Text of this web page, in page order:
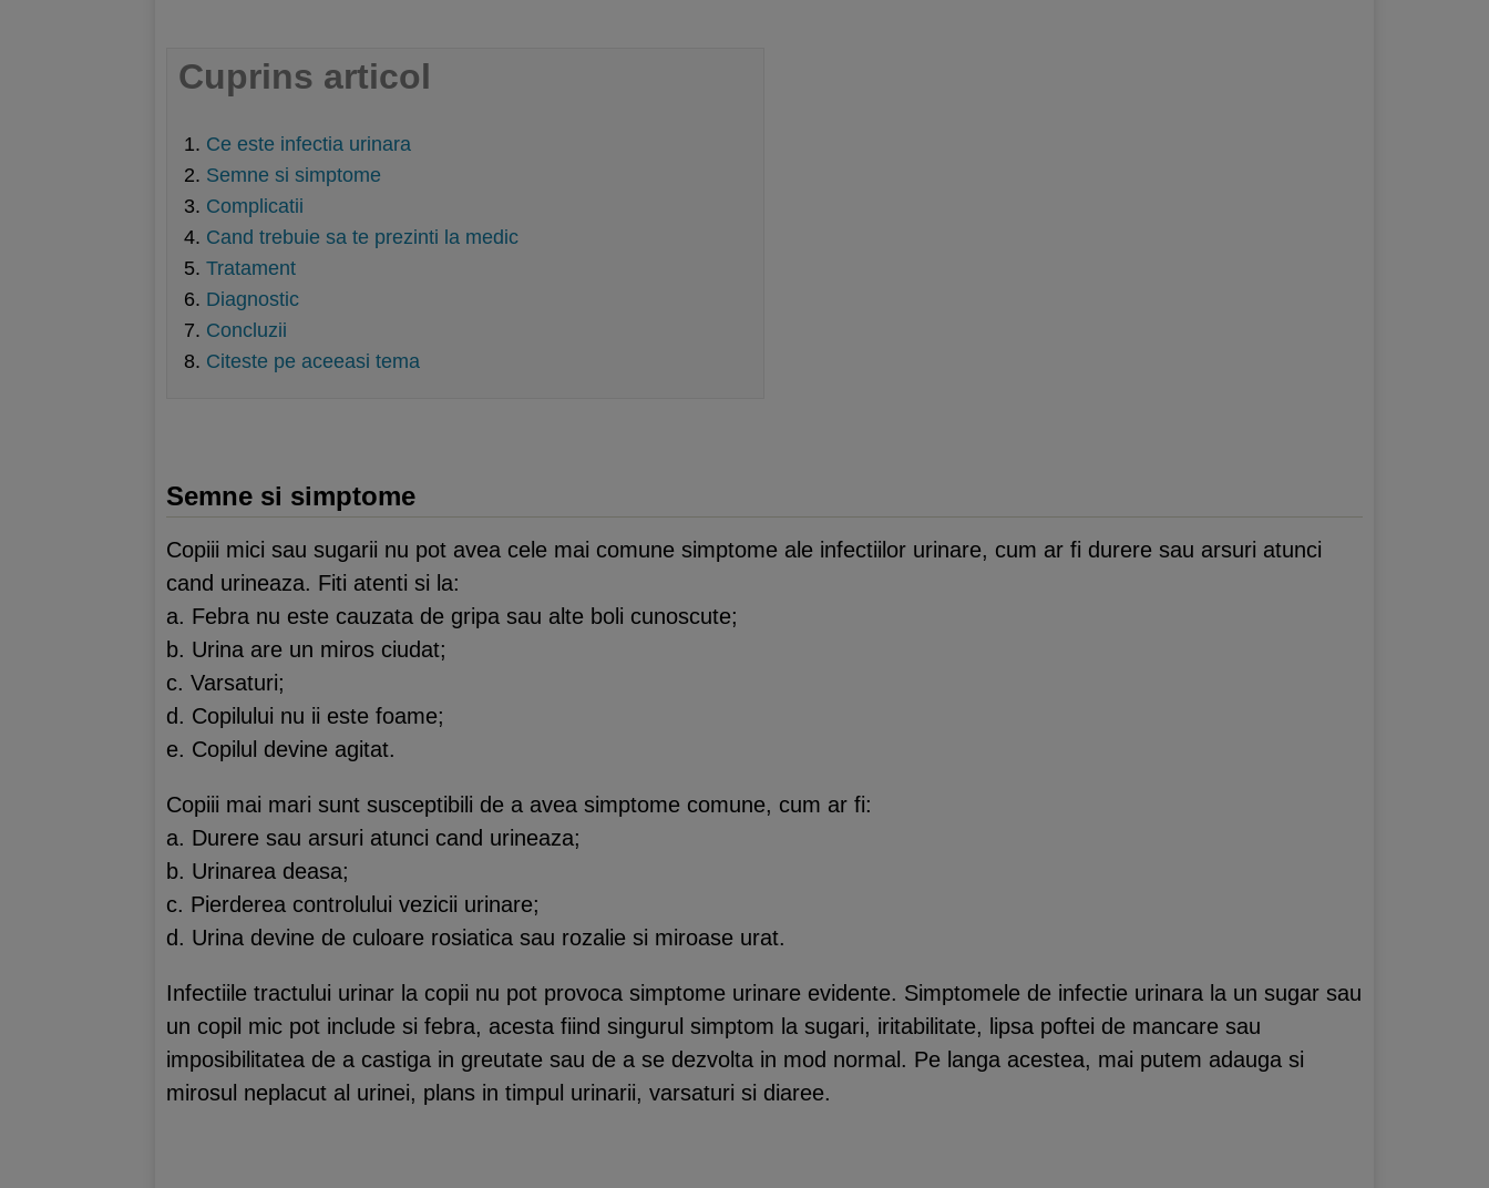
Cuprins articol
Ce este infectia urinara
Semne si simptome
Complicatii
Cand trebuie sa te prezinti la medic
Tratament
Diagnostic
Concluzii
Citeste pe aceeasi tema
Semne si simptome
Copiii mici sau sugarii nu pot avea cele mai comune simptome ale infectiilor urinare, cum ar fi durere sau arsuri atunci
cand urineaza. Fiti atenti si la:
a. Febra nu este cauzata de gripa sau alte boli cunoscute;
b. Urina are un miros ciudat;
c. Varsaturi;
d. Copilului nu ii este foame;
e. Copilul devine agitat.
Copiii mai mari sunt susceptibili de a avea simptome comune, cum ar fi:
a. Durere sau arsuri atunci cand urineaza;
b. Urinarea deasa;
c. Pierderea controlului vezicii urinare;
d. Urina devine de culoare rosiatica sau rozalie si miroase urat.
Infectiile tractului urinar la copii nu pot provoca simptome urinare evidente. Simptomele de infectie urinara la un sugar sau
un copil mic pot include si febra, acesta fiind singurul simptom la sugari, iritabilitate, lipsa poftei de mancare sau
imposibilitatea de a castiga in greutate sau de a se dezvolta in mod normal. Pe langa acestea, mai putem adauga si
mirosul neplacut al urinei, plans in timpul urinarii, varsaturi si diaree.